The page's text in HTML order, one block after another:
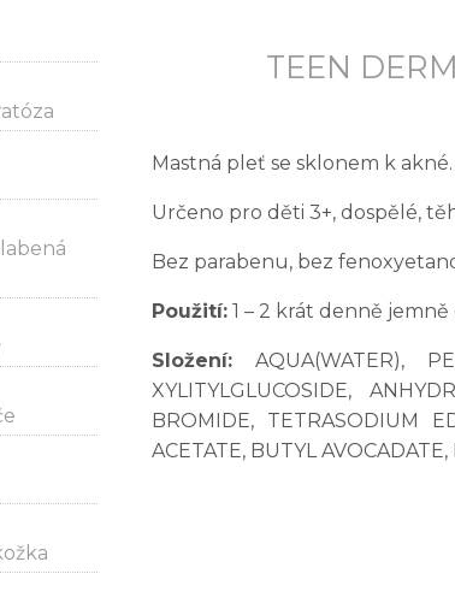
TEEN
Mastná pleť se sklonem k
Určeno pro děti 3+, dospělé,
Bez parabenu, bez
Použití:1 – 2 krát denně
Složení:AQUA(WATER),
XYLITYLGLUCOSIDE,
BROMIDE, TETRASODIUM
ACETATE, BUTYL